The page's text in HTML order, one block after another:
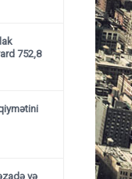
752,8
qiymətini
və